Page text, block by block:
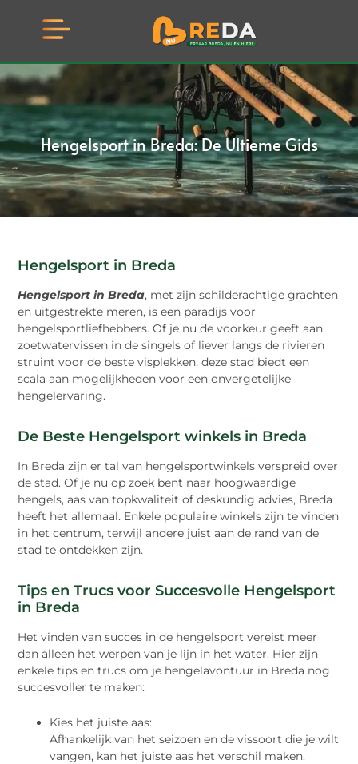
Hengelsport in Breda: De Ultieme Gids
Hengelsport in Breda
Hengelsport in Breda, met zijn schilderachtige grachten
en uitgestrekte meren, is een paradijs voor
hengelsportliefhebbers. Of je nu de voorkeur geeft aan
zoetwatervissen in de singels of liever langs de rivieren
struint voor de beste visplekken, deze stad biedt een
scala aan mogelijkheden voor een onvergetelijke
hengelervaring.
De Beste Hengelsport winkels in Breda
In Breda zijn er tal van hengelsportwinkels verspreid over
de stad. Of je nu op zoek bent naar hoogwaardige
hengels, aas van topkwaliteit of deskundig advies, Breda
heeft het allemaal. Enkele populaire winkels zijn te vinden
in het centrum, terwijl andere juist aan de rand van de
stad te ontdekken zijn.
Tips en Trucs voor Succesvolle Hengelsport
in Breda
Het vinden van succes in de hengelsport vereist meer
dan alleen het werpen van je lijn in het water. Hier zijn
enkele tips en trucs om je hengelavontuur in Breda nog
succesvoller te maken:
Kies het juiste aas:
Afhankelijk van het seizoen en de vissoort die je wilt
vangen, kan het juiste aas het verschil maken.